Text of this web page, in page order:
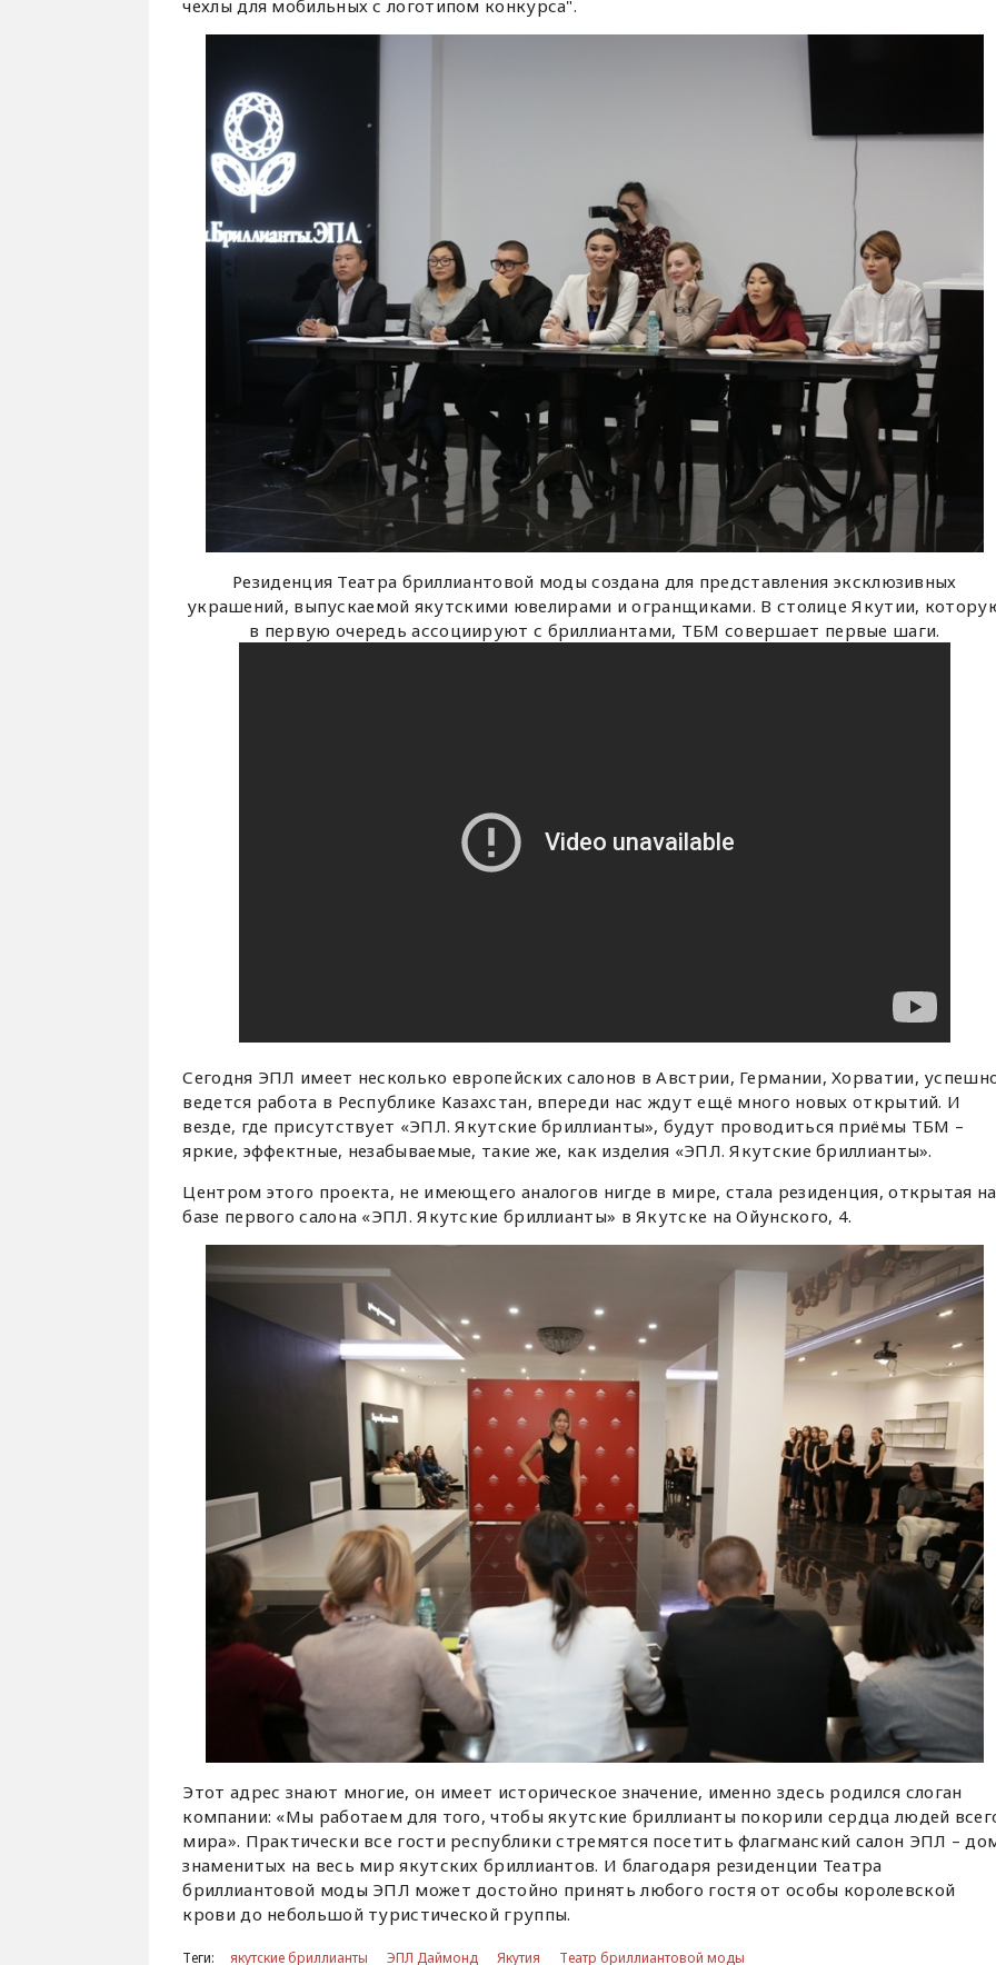
чехлы для мобильных с логотипом конкурса".
Резиденция Театра бриллиантовой моды создана для представления эксклюзивных
украшений, выпускаемой якутскими ювелирами и огранщиками. В столице Якутии,
в первую очередь ассоциируют с бриллиантами, ТБМ совершает первые шаги.
Сегодня ЭПЛ имеет несколько европейских салонов в Австрии, Германии, Хорватии,
ведется работа в Республике Казахстан, впереди нас ждут ещё много новых открытий. И
везде, где присутствует «ЭПЛ. Якутские бриллианты», будут проводиться приёмы ТБМ –
яркие, эффектные, незабываемые, такие же, как изделия «ЭПЛ. Якутские бриллианты».
Центром этого проекта, не имеющего аналогов нигде в мире, стала резиденция, открытая на
базе первого салона «ЭПЛ. Якутские бриллианты» в Якутске на Ойунского, 4.
Этот адрес знают многие, он имеет историческое значение, именно здесь родился слоган
компании: «Мы работаем для того, чтобы якутские бриллианты покорили сердца людей
мира». Практически все гости республики стремятся посетить флагманский салон ЭПЛ –
знаменитых на весь мир якутских бриллиантов. И благодаря резиденции Театра
бриллиантовой моды ЭПЛ может достойно принять любого гостя от особы королевской
крови до небольшой туристической группы.
Теги: якутские бриллианты ЭПЛ Даймонд Якутия Театр бриллиантовой моды